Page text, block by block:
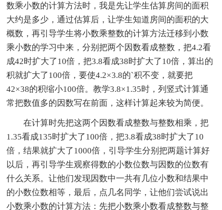
数乘小数的计算方法时，我是先让学生估算房间的面积
大约是多少，通过估算后，让学生知道房间的面积的大
概数，再引导学生将小数乘整数的计算方法迁移到小数
乘小数的学习中来，分别把两个因数看成整数，把4.2看
成42时扩大了10倍，把3.8看成38时扩大了10倍，算出的
积就扩大了100倍，要使4.2×3.8的`积不变，就要把
42×38的积缩小100倍。教学3.8×1.35时，列竖式计算通
常把数值多的因数写在前面，这样计算起来较为简便。
在计算时先把这两个因数看成整数与整数相乘，把
1.35看成135时扩大了100倍，把3.8看成38时扩大了10
倍，结果就扩大了1000倍，引导学生分别把两题计算好
以后，再引导学生观察得数的小数位数与因数的位数有
什么关系。让他们发现因数中一共有几位小数和结果中
的小数位数相等，最后，点几名同学，让他们尝试说出
小数乘小数的计算方法：先把小数乘小数看成整数与整